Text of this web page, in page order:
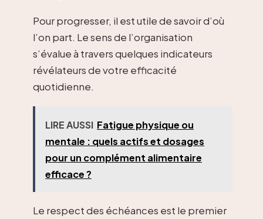
Pour progresser, il est utile de savoir d’où
l’on part. Le sens de l’organisation
s’évalue à travers quelques indicateurs
révélateurs de votre efficacité
quotidienne.
LIRE AUSSI Fatigue physique ou
mentale : quels actifs et dosages
pour un complément alimentaire
efficace ?
Le respect des échéances est le premier